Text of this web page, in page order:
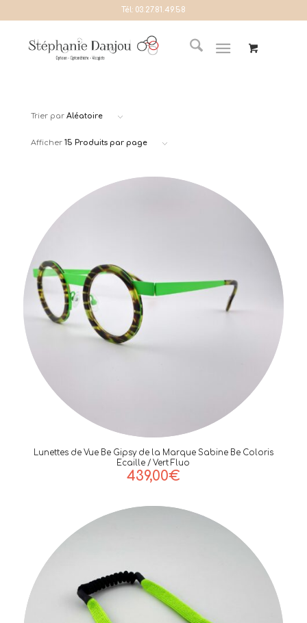
Tél: 03.27.81.49.58
Trier par Aléatoire
Afficher 15 Produits par page
Lunettes de Vue Be Gipsy de la Marque Sabine Be Coloris
Ecaille / Vert Fluo
439,00€